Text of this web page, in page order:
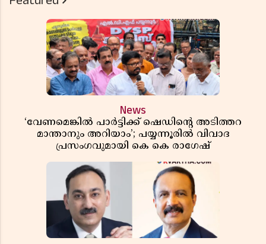
News
‘വേണമെങ്കിൽ പാർട്ടിക്ക് ഷെഡിൻ്റെ അടിത്തറ
മാന്താനും അറിയാം’; പയ്യന്നൂരിൽ വിവാദ
പ്രസംഗവുമായി കെ കെ രാഗേഷ്